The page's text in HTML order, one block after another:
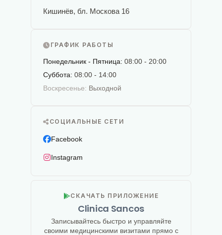
Кишинёв, бл. Москова 16
ГРАФИК РАБОТЫ
Понедельник - Пятница: 08:00 - 20:00
Суббота: 08:00 - 14:00
Воскресенье: Выходной
СОЦИАЛЬНЫЕ СЕТИ
Facebook
Instagram
СКАЧАТЬ ПРИЛОЖЕНИЕ
Clinica Sancos
Записывайтесь быстро и управляйте
своими медицинскими визитами прямо с